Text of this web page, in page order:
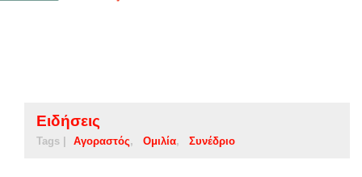
Ειδήσεις
Tags | Αγοραστός Ομιλία Συνέδριο